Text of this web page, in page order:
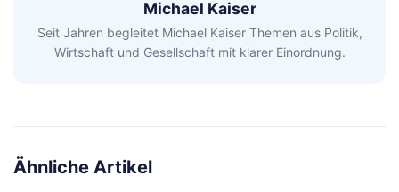
Michael Kaiser
Seit Jahren begleitet Michael Kaiser Themen aus Politik,
Wirtschaft und Gesellschaft mit klarer Einordnung.
Ähnliche Artikel